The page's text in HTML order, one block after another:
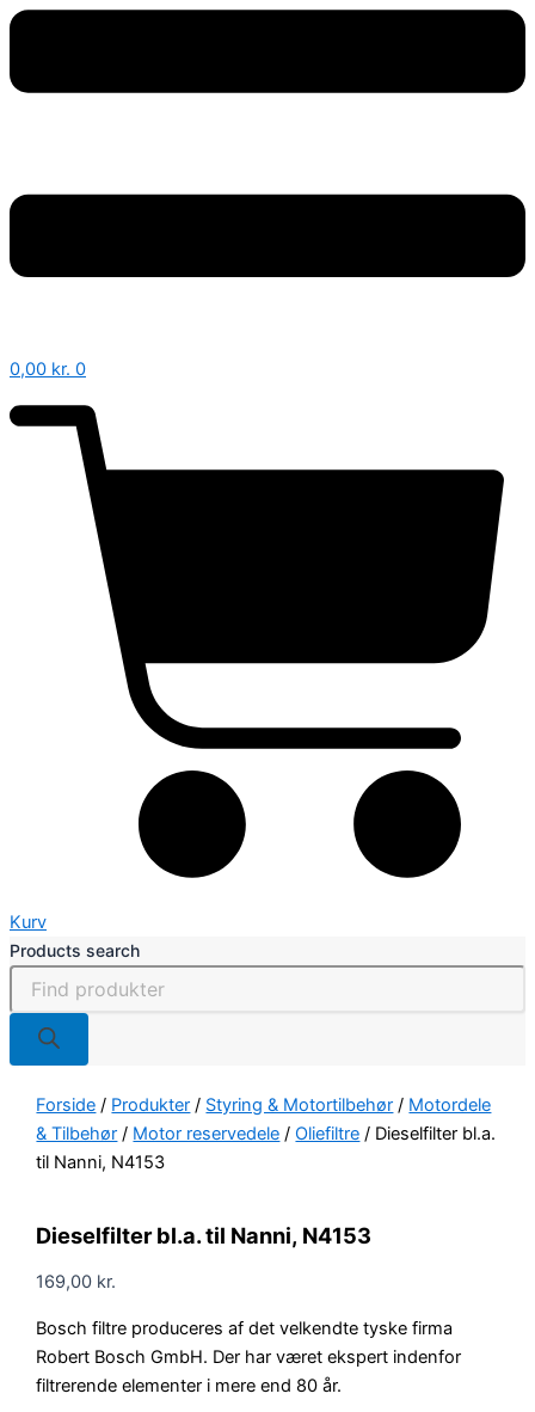
0,00 kr. 0
Kurv
Products search
Forside / Produkter / Styring & Motortilbehør / Motordele
& Tilbehør / Motor reservedele /Oliefiltre / Dieselfilter bl.a.
til Nanni, N4153
Dieselfilter bl.a. til Nanni, N4153
169,00 kr.
Bosch filtre produceres af det velkendte tyske firma
Robert Bosch GmbH. Der har været ekspert indenfor
filtrerende elementer i mere end 80 år.